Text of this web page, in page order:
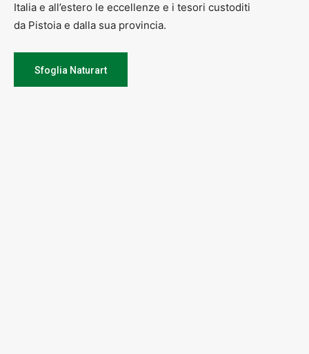
Italia e all’estero le eccellenze e i tesori custoditi
da Pistoia e dalla sua provincia.
Sfoglia Naturart